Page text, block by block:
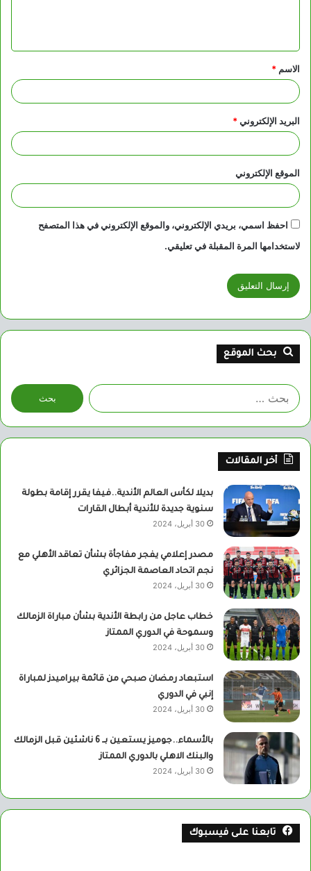
ق
*
الاسم *
البريد الإلكتروني*
الموقع الإلكتروني
احفظ اسمي، بريدي الإلكتروني، والموقع الإلكتروني في هذا المتصفح
لاستخدامها المرة المقبلة في تعليقي.
بحث الموقع
البحث
عن:
أخر المقالات
بديلا لكأس العالم الأندية..فيفا يقرر إقامة بطولة
سنوية جديدة للأندية أبطال القارات
30 أبريل، 2024
مصدر إعلامي يفجر مفاجأة بشأن تعاقد الأهلي مع
نجم اتحاد العاصمة الجزائري
30 أبريل، 2024
خطاب عاجل من رابطة الأندية بشأن مباراة الزمالك
وسموحة في الدوري الممتاز
30 أبريل، 2024
استبعاد رمضان صبحي من قائمة بيراميدز لمباراة
إنبي في الدوري
30 أبريل، 2024
بالأسماء..جوميز يستعين بــ 6 ناشئين قبل الزمالك
والبنك الاهلي بالدوري الممتاز
30 أبريل، 2024
تابعنا على فيسبوك